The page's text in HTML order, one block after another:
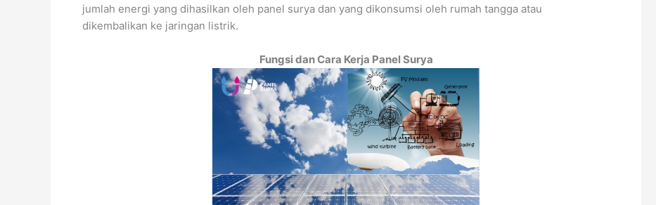
jumlah energi yang dihasilkan oleh panel surya dan yang dikonsumsi oleh rumah tangga atau
dikembalikan ke jaringan listrik.
Fungsi danCara Kerja Panel Surya